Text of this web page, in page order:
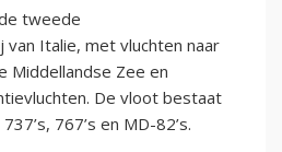
tweede
van Italie, met vluchten naar
Middellandse Zee en
De vloot bestaat
767’s en MD-82’s.